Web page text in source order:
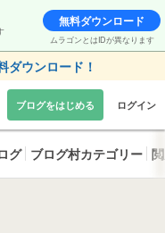
無料ダウンロード
ムラゴンとはIDが異なります
ダウンロード！
ブログをはじめる ログイン
グ ブログ村カテゴリー